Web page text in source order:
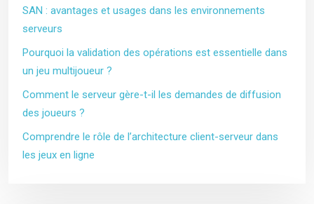
SAN : avantages et usages dans les environnements
serveurs
Pourquoi la validation des opérations est essentielle dans
un jeu multijoueur ?
Comment le serveur gère-t-il les demandes de diffusion
des joueurs ?
Comprendre le rôle de l’architecture client-serveur dans
les jeux en ligne